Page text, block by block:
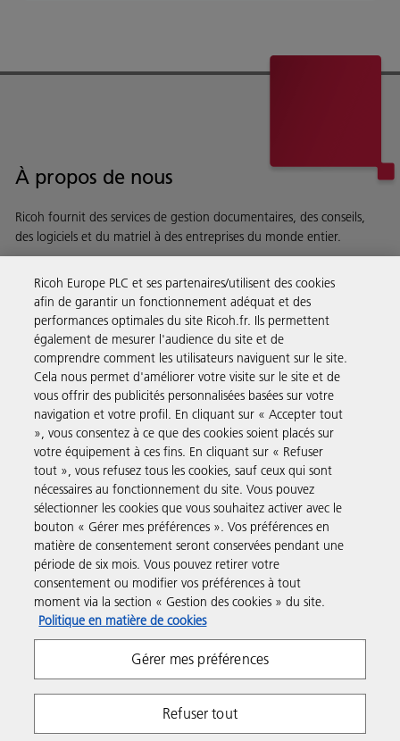
À propos de nous
Ricoh fournit des services de gestion documentaires, des conseils,
des logiciels et du matriel à des entreprises du monde entier.
Solutions pour les entreprises
Produits et Services
Assistance & Contact
Ressources
Suivez-nous
Ricoh Europe PLC et ses partenaires/utilisent des cookies
afin de garantir un fonctionnement adéquat et des
performances optimales du site Ricoh.fr. Ils permettent
également de mesurer l'audience du site et de
comprendre comment les utilisateurs naviguent sur le site.
Cela nous permet d'améliorer votre visite sur le site et de
vous offrir des publicités personnalisées basées sur votre
navigation et votre profil. En cliquant sur « Accepter tout
», vous consentez à ce que des cookies soient placés sur
votre équipement à ces fins. En cliquant sur « Refuser
tout », vous refusez tous les cookies, sauf ceux qui sont
nécessaires au fonctionnement du site. Vous pouvez
sélectionner les cookies que vous souhaitez activer avec le
bouton « Gérer mes préférences ». Vos préférences en
matière de consentement seront conservées pendant une
période de six mois. Vous pouvez retirer votre
consentement ou modifier vos préférences à tout
moment via la section « Gestion des cookies » du site.
Politique en matière de cookies
Gérer mes préférences
Refuser tout